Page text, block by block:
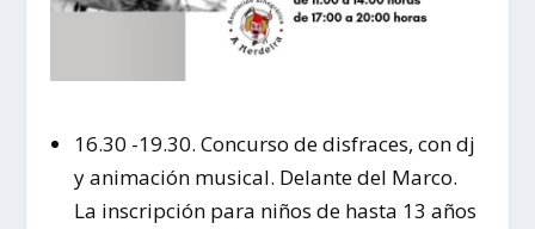
16.30 -19.30. Concurso de disfraces, con dj
y animación musical. Delante del Marco.
La inscripción para niños de hasta 13 años